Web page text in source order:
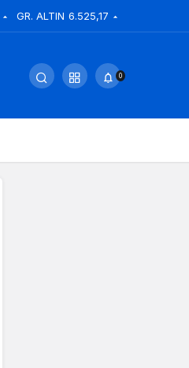
GR. ALTIN 6.525,17
0